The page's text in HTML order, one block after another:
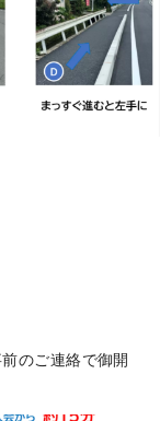
のご連絡で御開